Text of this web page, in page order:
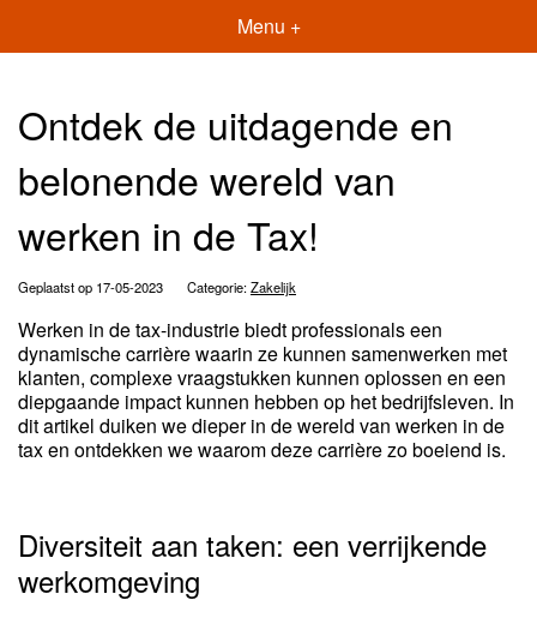
Menu +
Ontdek de uitdagende en
belonende wereld van
werken in de Tax!
Geplaatst op 17-05-2023 Categorie:Zakelijk
Werken in de tax-industrie biedt professionals een
dynamische carrière waarin ze kunnen samenwerken met
klanten, complexe vraagstukken kunnen oplossen en een
diepgaande impact kunnen hebben op het bedrijfsleven. In
dit artikel duiken we dieper in de wereld van werken in de
tax en ontdekken we waarom deze carrière zo boeiend is.
Diversiteit aan taken: een verrijkende
werkomgeving